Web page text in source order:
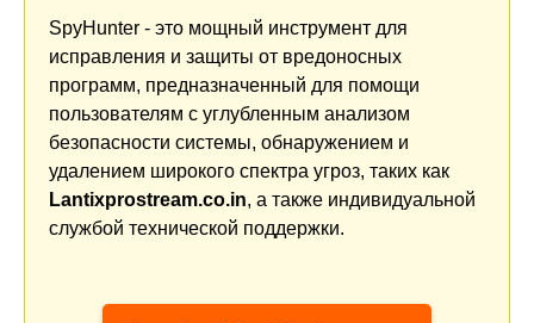
SpyHunter - это мощный инструмент для
исправления и защиты от вредоносных
программ, предназначенный для помощи
пользователям с углубленным анализом
безопасности системы, обнаружением и
удалением широкого спектра угроз, таких как
Lantixprostream.co.in, а также индивидуальной
службой технической поддержки.